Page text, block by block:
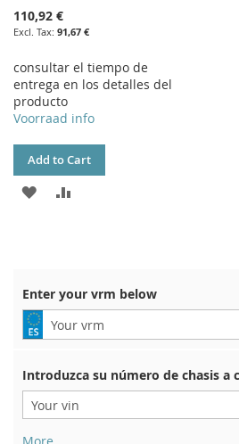
110,92 €
91,67 €
consultar el tiempo de
entrega en los detalles del
producto
Voorraad info
Add to Cart
ADD
Enter your vrm below
Introduzca su número de chasis a